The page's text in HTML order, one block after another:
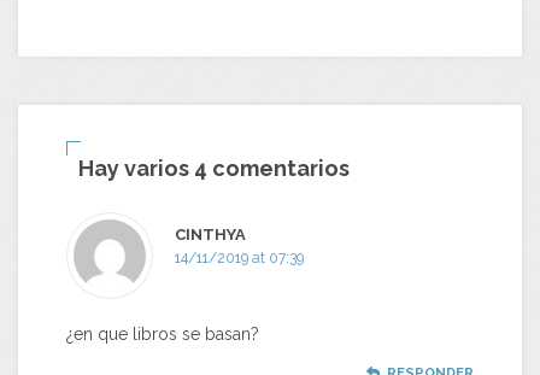
Hay varios 4 comentarios
CINTHYA
14/11/2019 at 07:39
¿en que libros se basan?